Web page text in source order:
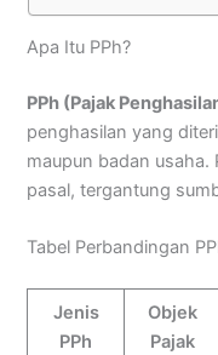
Apa Itu PPh?
PPh (Pajak
penghasilan yang
maupun badan usaha.
pasal, tergantung
Tabel Perbandingan
Jenis
PPh
Objek
Pajak